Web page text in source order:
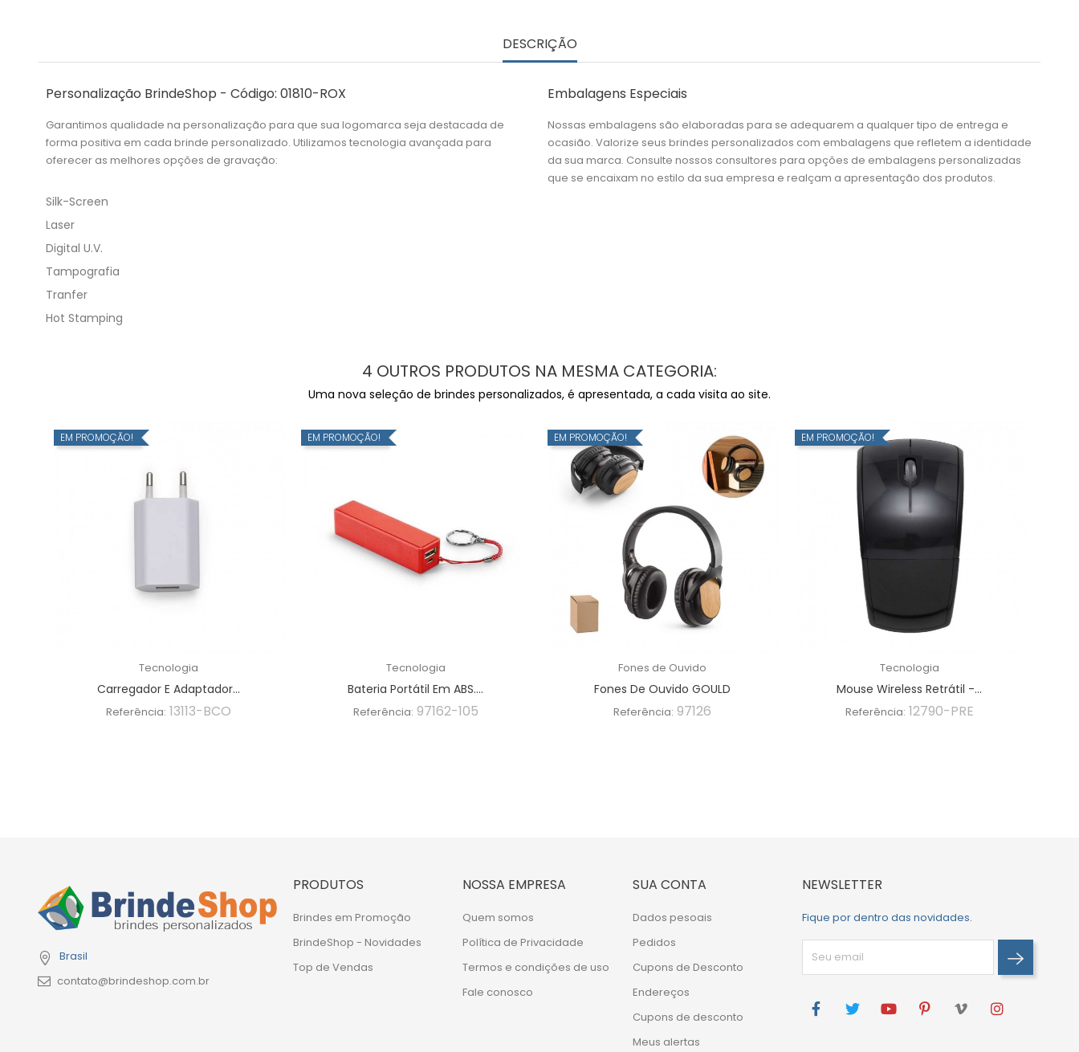
DESCRIÇÃO
Personalização BrindeShop - Código: 01810-ROX
Garantimos qualidade na personalização para que sua logomarca seja destacada de
forma positiva em cada brinde personalizado. Utilizamos tecnologia avançada para
oferecer as melhores opções de gravação:
Silk-Screen
Laser
Digital U.V.
Tampografia
Tranfer
Hot Stamping
Embalagens Especiais
Nossas embalagens são elaboradas para se adequarem a qualquer tipo de entrega e
ocasião. Valorize seus brindes personalizados com embalagens que refletem a identidade
da sua marca. Consulte nossos consultores para opções de embalagens personalizadas
que se encaixam no estilo da sua empresa e realçam a apresentação dos produtos.
4 OUTROS PRODUTOS NA MESMA CATEGORIA:
Uma nova seleção de brindes personalizados, é apresentada, a cada visita ao site.
EM PROMOÇÃO!
Tecnologia
Carregador E Adaptador...
Referência: 13113-BCO
EM PROMOÇÃO!
Tecnologia
Bateria Portátil Em ABS....
Referência: 97162-105
EM PROMOÇÃO!
Fones de Ouvido
Fones De Ouvido GOULD
Referência: 97126
EM PROMOÇÃO!
Tecnologia
Mouse Wireless Retrátil -...
Referência: 12790-PRE
Brasil
contato@brindeshop.com.br
PRODUTOS
Brindes em Promoção
BrindeShop - Novidades
Top de Vendas
NOSSA EMPRESA
Quem somos
Política de Privacidade
Termos e condições de uso
Fale conosco
SUA CONTA
Dados pesoais
Pedidos
Cupons de Desconto
Endereços
Cupons de desconto
Meus alertas
NEWSLETTER
Fique por dentro das novidades.